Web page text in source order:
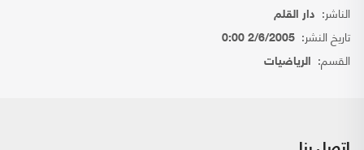
الناشر: دار القلم
تاريخ النشر: 2/6/2005 0:00
القسم: الرياضيات